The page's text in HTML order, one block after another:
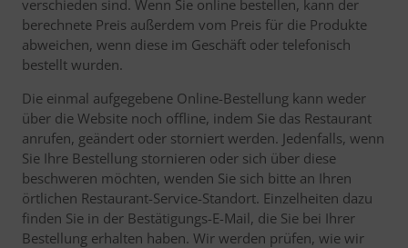
verschieden sind. Wenn Sie online bestellen, kann der
berechnete Preis außerdem vom Preis für die Produkte
abweichen, wenn diese im Geschäft oder telefonisch
bestellt wurden.
Die einmal aufgegebene Online-Bestellung kann weder
über die Website noch offline, indem Sie das Restaurant
anrufen, geändert oder storniert werden. Jedenfalls, wenn
Sie Ihre Bestellung stornieren oder sich über diese
beschweren möchten, wenden Sie sich bitte an Ihren
örtlichen Restaurant-Service-Standort. Einzelheiten dazu
finden Sie in der Bestätigungs-E-Mail, die Sie bei Ihrer
Bestellung erhalten haben. Wir werden prüfen, wie wir